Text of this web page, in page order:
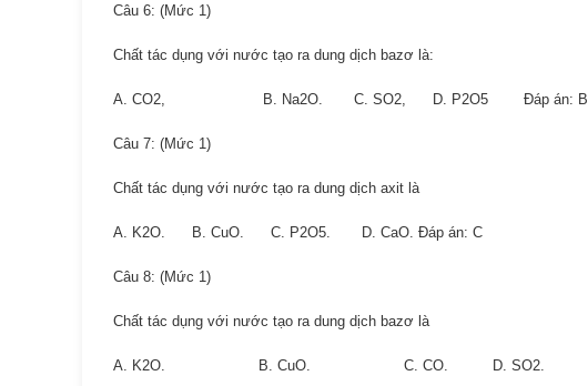
Câu 6: (Mức 1)
Chất tác dụng với nước tạo ra dung dịch bazơ là:
A. CO2, B. Na2O. C. SO2, D. P2O5 Đáp án: B
Câu 7: (Mức 1)
Chất tác dụng với nước tạo ra dung dịch axit là
A. K2O. B. CuO. C. P2O5. D. CaO. Đáp án: C
Câu 8: (Mức 1)
Chất tác dụng với nước tạo ra dung dịch bazơ là
A. K2O. B. CuO. C. CO. D. SO2.